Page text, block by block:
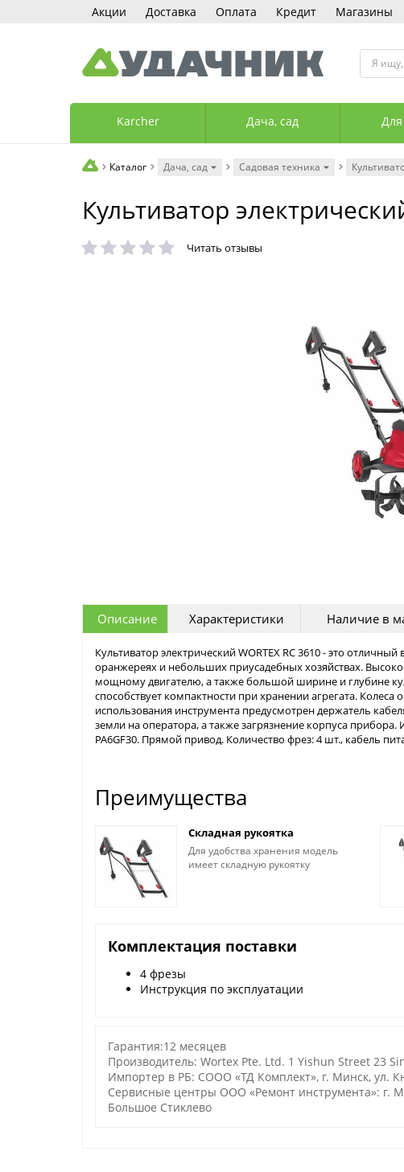
Акции Доставка Оплата Кредит Магазины
Я
Karcher Дача, сад
Каталог Дача, сад Садовая техника
Культиватор
Читать отзывы
Описание Характеристики Наличие в
Культиватор электрический WORTEX RC 3610 - это
оранжереях и небольших приусадебных хозяйствах.
мощному двигателю, а также большой ширине и глубине
способствует компактности при хранении агрегата. Колеса
использования инструмента предусмотрен держатель
земли на оператора, а также загрязнение корпуса
PA6GF30. Прямой привод. Количество фрез: 4 шт., кабель
Преимущества
Складная рукоятка
Для удобства хранения модель
имеет складную рукоятку
Комплектация поставки
4 фрезы
Инструкция по эксплуатации
Гарантия:12 месяцев
Производитель: Wortex Pte. Ltd. 1 Yishun Street 23
Импортер в РБ: СООО «ТД Комплект», г. Минск, ул.
Сервисные центры ООО «Ремонт инструмента»: г.
Большое Стиклево